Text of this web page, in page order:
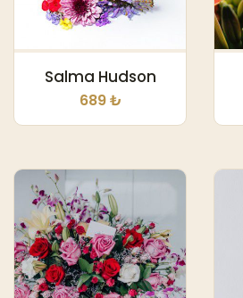
Salma Hudson
689 ₺